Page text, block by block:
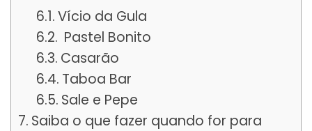
Vício da Gula
Pastel Bonito
Casarão
Taboa Bar
Sale e Pepe
Saiba o que fazer quando for para